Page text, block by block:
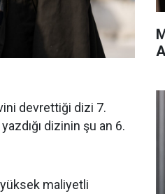
devrettiği dizi 7.
dizinin şu an 6.
maliyetli